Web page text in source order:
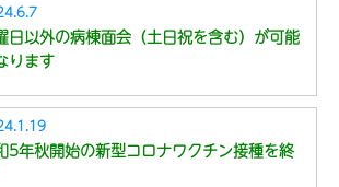
日以外の病棟面会（土日祝を含む）が可能
ります
5年秋開始の新型コロナワクチン接種を終